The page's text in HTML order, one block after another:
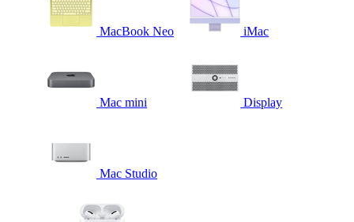
MacBook Neo iMac
Mac mini Display
Mac Studio